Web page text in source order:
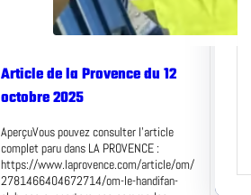
Article de la Provence du 12
octobre 2025
AperçuVous pouvez consulter l’article
complet paru dans LA PROVENCE :
https://www.laprovence.com/article/om/
2781466404672714/om-le-handifan-